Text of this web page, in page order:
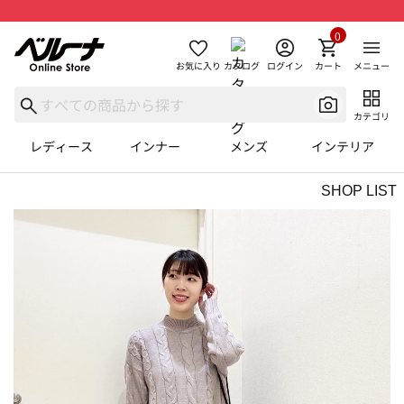
お気に入り カタログ ログイン カート
0
メニュー
カテゴリ
レディース インナー メンズ インテリア
SHOP LIST